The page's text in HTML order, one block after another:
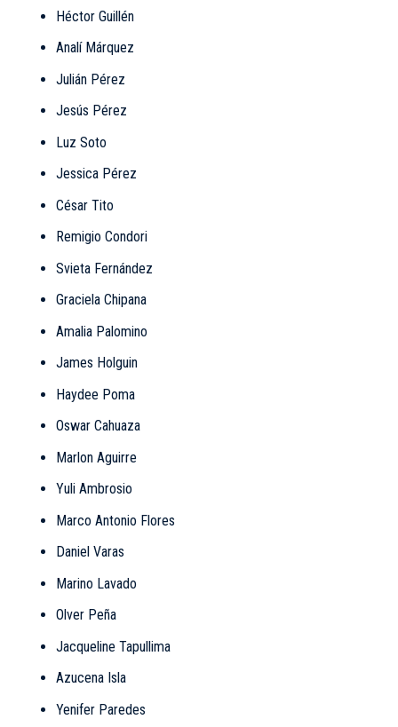
Héctor Guillén
Analí Márquez
Julián Pérez
Jesús Pérez
Luz Soto
Jessica Pérez
César Tito
Remigio Condori
Svieta Fernández
Graciela Chipana
Amalia Palomino
James Holguin
Haydee Poma
Oswar Cahuaza
Marlon Aguirre
Yuli Ambrosio
Marco Antonio Flores
Daniel Varas
Marino Lavado
Olver Peña
Jacqueline Tapullima
Azucena Isla
Yenifer Paredes